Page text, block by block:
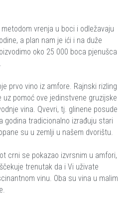
vrenja u boci i odležavaju
a plan nam je ići i na duže
oko 25 000 boca pjenušca
prvo vino iz amfore. Rajnski rizling
pomoć ove jedinstvene gruzijske
vina. Qvevri, tj. glinene posude
godina tradicionalno izrađuju stari
su u zemlji u našem dvorištu.
crni se pokazao izvrsnim u amfori,
trenutak da i Vi uživate
vinu. Oba su vina u malim